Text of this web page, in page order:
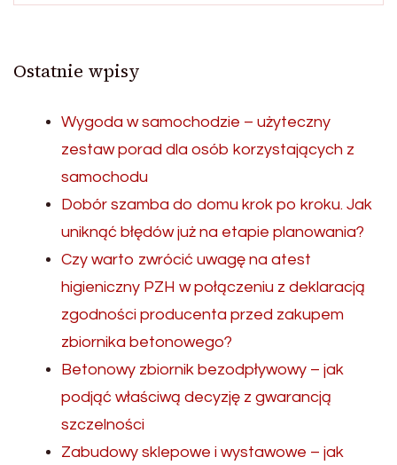
Ostatnie wpisy
Wygoda w samochodzie – użyteczny
zestaw porad dla osób korzystających z
samochodu
Dobór szamba do domu krok po kroku. Jak
uniknąć błędów już na etapie planowania?
Czy warto zwrócić uwagę na atest
higieniczny PZH w połączeniu z deklaracją
zgodności producenta przed zakupem
zbiornika betonowego?
Betonowy zbiornik bezodpływowy – jak
podjąć właściwą decyzję z gwarancją
szczelności
Zabudowy sklepowe i wystawowe – jak